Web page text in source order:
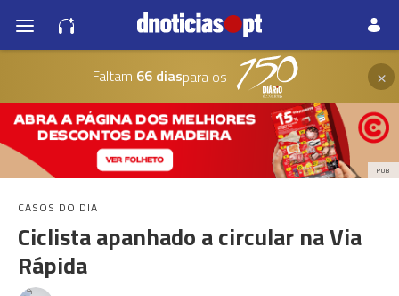
Faltam 66 diaspara os ×
PUB
CASOS DO DIA
Ciclista apanhado a circular na Via
Rápida